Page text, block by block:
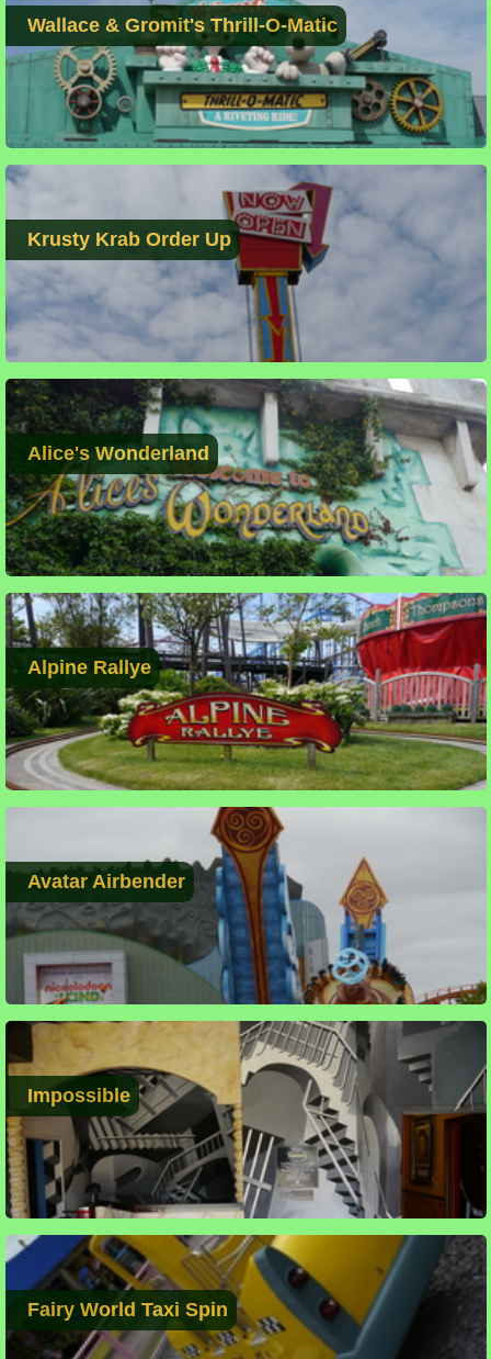
Wallace & Gromit's Thrill-O-Matic
Krusty Krab Order Up
Alice's Wonderland
Alpine Rallye
Avatar Airbender
Impossible
Fairy World Taxi Spin